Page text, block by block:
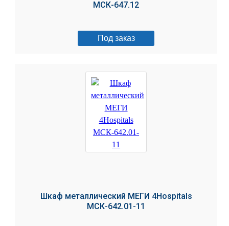
МСК-647.12
Под заказ
Шкаф металлический МЕГИ 4Hospitals
МСК-642.01-11